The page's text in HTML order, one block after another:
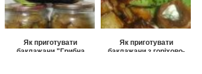
Як приготувати
баклажани "Грибна
Як приготувати
баклажани з горіхово-